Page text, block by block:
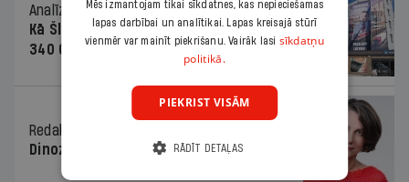
Analīze
06.08.2026.
Kā Šlesera partija palika nesodīta par
340 000 vērtu reklāmas kampaņu
Redaktores sleja
Dinozaura triks
Mēs izmantojam tikai sīkdatnes, kas nepieciešamas
lapas darbībai un analītikai. Lapas kreisajā stūrī
vienmēr var mainīt piekrišanu. Vairāk lasi sīkdatņu
politikā.
PIEKRIST VISĀM
RĀDĪT DETAĻAS